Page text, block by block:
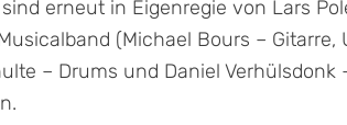
erneut in Eigenregie von Lars
(Michael Bours – Gitarre,
– Drums und Daniel